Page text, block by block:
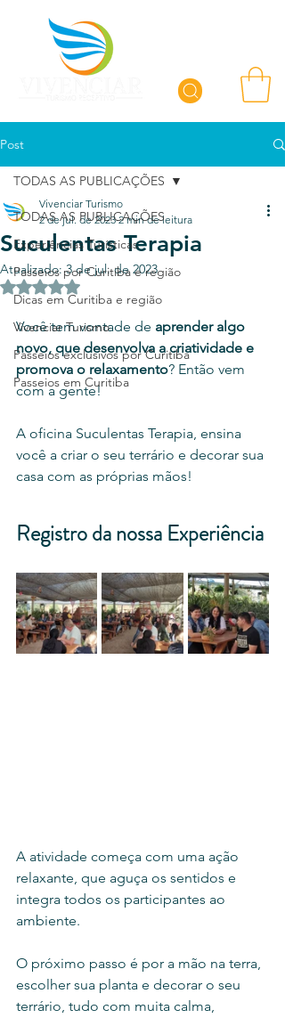
Post
TODAS AS PUBLICAÇÕES
Experiências Turísticas
Passeios por Curitiba e região
Dicas em Curitiba e região
Vivenciar Turismo
Passeios exclusivos por Curitiba
Passeios em Curitiba
TODAS AS PUBLICAÇÕES
Suculentas Terapia
Vivenciar Turismo
2 de jul. de 2023 2 min de leitura
Atualizado:3 de jul. de 2023
Avaliado com NaN de 5 estrelas.
Você tem vontade de aprender algo
novo, que desenvolva a criatividade e
promova o relaxamento? Então vem
com a gente!
A oficina Suculentas Terapia, ensina
você a criar o seu terrário e decorar sua
casa com as próprias mãos!
Registro da nossa Experiência
A atividade começa com uma ação
relaxante, que aguça os sentidos e
integra todos os participantes ao
ambiente.
O próximo passo é por a mão na terra,
escolher sua planta e decorar o seu
terrário, tudo com muita calma,